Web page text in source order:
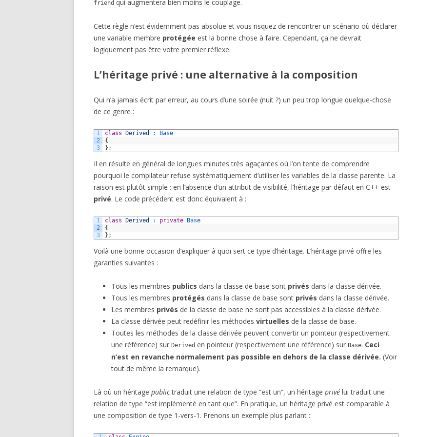
friend qui augmentera bien moins le couplage.
Cette règle n’est évidemment pas absolue et vous risquez de rencontrer un scénario où déclarer
une variable membre protégée est la bonne chose à faire. Cependant, ça ne devrait
logiquement pas être votre premier réflexe.
L’héritage privé : une alternative à la composition
Qui n’a jamais écrit par erreur, au cours d’une soirée (nuit ?) un peu trop longue quelque-chose
de ce genre :
1
2
3
class Derived :
Base
{
} ;
Il en résulte en général de longues minutes très agaçantes où l’on tente de comprendre
pourquoi le compilateur refuse systématiquement d’utiliser les variables de la classe parente. La
raison est plutôt simple : en l’absence d’un attribut de visibilité, l’héritage par défaut en C++ est
privé. Le code précédent est donc équivalent à :
1
2
3
class Derived : private
Base
{
} ;
Voilà une bonne occasion d’expliquer à quoi sert ce type d’héritage. L’héritage privé offre les
garanties suivantes :
Tous les membres publics dans la classe de base sont privés dans la classe dérivée.
Tous les membres protégés dans la classe de base sont privés dans la classe dérivée.
Les membres privés de la classe de base ne sont pas accessibles à la classe dérivée.
La classe dérivée peut redéfinir les méthodes virtuelles de la classe de base.
Toutes les méthodes de la classe dérivée peuvent convertir un pointeur (respectivement
une référence) sur Derived en pointeur (respectivement une référence) sur Base. Ceci
n’est en revanche normalement pas possible en dehors de la classe dérivée. (Voir
tout de même la remarque).
Là où un héritage publictraduit une relation de type “est un”, un héritage privé lui traduit une
relation de type “est implémenté en tant que”. En pratique, un héritage privé est comparable à
une composition de type 1-vers-1. Prenons un exemple plus parlant :